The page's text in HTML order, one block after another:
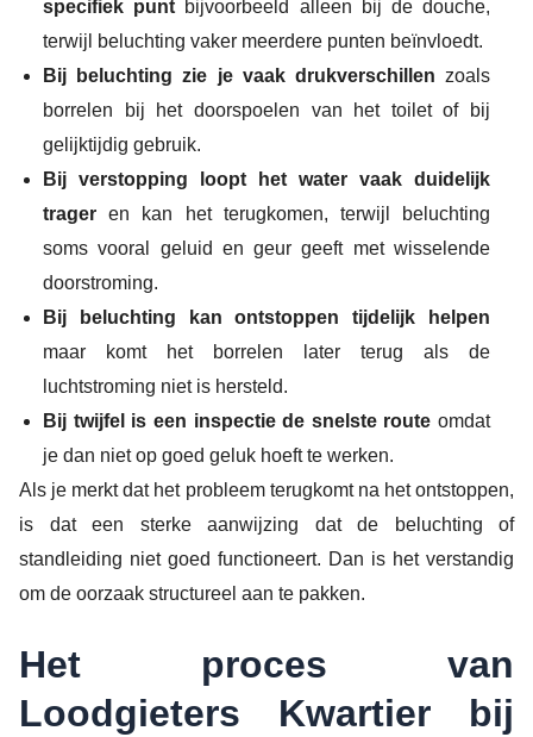
specifiek punt bijvoorbeeld alleen bij de douche,
terwijl beluchting vaker meerdere punten beïnvloedt.
Bij beluchting zie je vaak drukverschillen zoals
borrelen bij het doorspoelen van het toilet of bij
gelijktijdig gebruik.
Bij verstopping loopt het water vaak duidelijk
trager en kan het terugkomen, terwijl beluchting
soms vooral geluid en geur geeft met wisselende
doorstroming.
Bij beluchting kan ontstoppen tijdelijk helpen
maar komt het borrelen later terug als de
luchtstroming niet is hersteld.
Bij twijfel is een inspectie de snelste route omdat
je dan niet op goed geluk hoeft te werken.
Als je merkt dat het probleem terugkomt na het ontstoppen,
is dat een sterke aanwijzing dat de beluchting of
standleiding niet goed functioneert. Dan is het verstandig
om de oorzaak structureel aan te pakken.
Het proces van
Loodgieters Kwartier bij